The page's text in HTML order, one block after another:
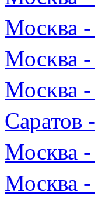
Москва -
Москва
Москва
Саратов
Москва
Москва